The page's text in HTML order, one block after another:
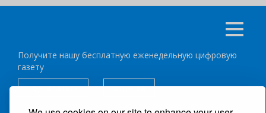
Получите нашу бесплатную еженедельную цифровую
газету
подписаться
отписка